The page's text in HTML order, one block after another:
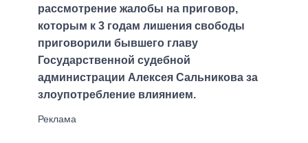
рассмотрение жалобы на приговор,
которым к 3 годам лишения свободы
приговорили бывшего главу
Государственной судебной
администрации Алексея Сальникова за
злоупотребление влиянием.